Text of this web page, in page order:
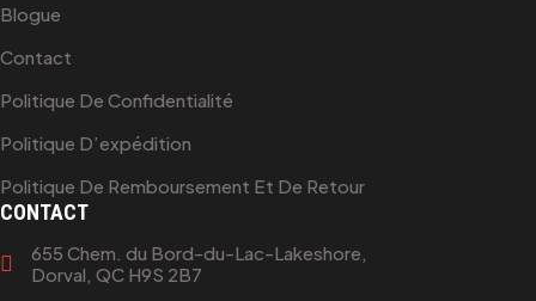
Blogue
Contact
Politique De Confidentialité
Politique D’expédition
Politique De Remboursement Et De Retour
CONTACT
655 Chem. du Bord-du-Lac-Lakeshore,
Dorval, QC H9S 2B7